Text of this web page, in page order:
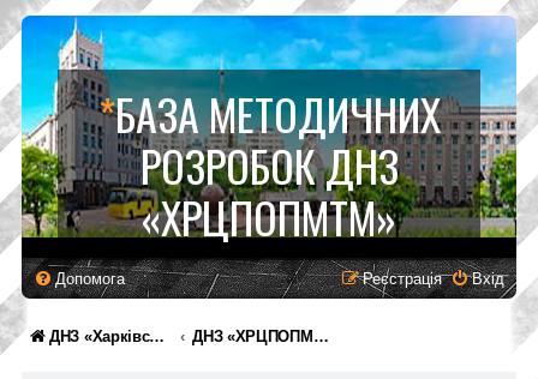
*БАЗА МЕТОДИЧНИХ
РОЗРОБОК ДНЗ
«ХРЦПОПМТМ»
Допомога Вхід
Реєстрація
ДНЗ «Харківський регіональний центр професійної освіти поліграфічних медіатехнологій та машинобудування» ДНЗ «ХРЦПОПМТМ»